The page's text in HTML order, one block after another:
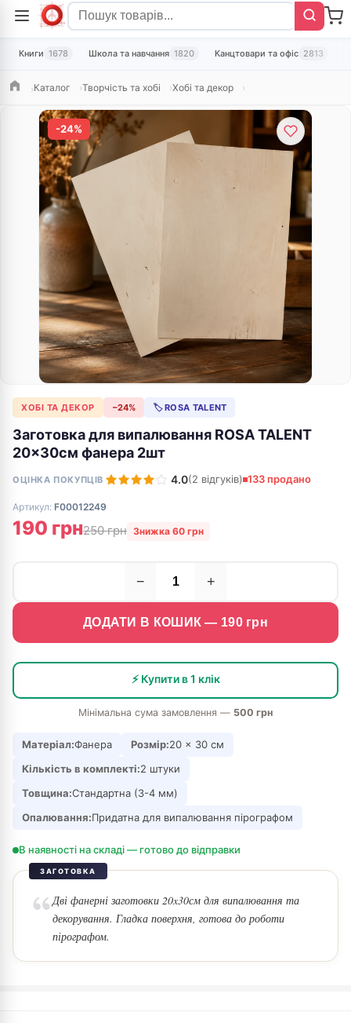
Книги 1678 Школа та навчання 1820 Канцтовари та офіс 2813
ГоловнаКаталог Творчість та хобі Хобі та декор
-24%
ХОБІ ТА ДЕКОР −24% 🏷 ROSA TALENT
Заготовка для випалювання ROSA TALENT
20x30см фанера 2шт
ОЦІНКА ПОКУПЦІВ 4.0(2 відгуків) 133 продано
Артикул: F00012249
190 грн250 грн Знижка 60 грн
− +
ДОДАТИ В КОШИК — 190грн
⚡ Купити в 1 клік
Мінімальна сума замовлення — 500 грн
Матеріал:Фанера Розмір:20 × 30 см
Кількість в комплекті:2 штуки
Товщина:Стандартна (3-4 мм)
Опалювання:Придатна для випалювання пірографом
В наявності на складі — готово до відправки
ЗАГОТОВКА
Дві фанерні заготовки 20x30см для випалювання та
декорування. Гладка поверхня, готова до роботи
пірографом.